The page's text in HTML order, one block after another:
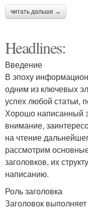
читать дальше →
Headlines:
Введение
В эпоху
одним из ключевых
успех любой статьи,
Хорошо написанный
внимание,
на чтение
рассмотрим
заголовков, их
написанию.
Роль заголовка
Заголовок